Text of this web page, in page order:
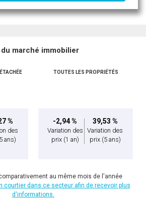
marché immobilier
%
des
ans)
TOUTES LES PROPRIÉTÉS
-2,94 %
Variation des
prix (1 an)
39,53 %
Variation des
prix (5 ans)
au même mois de l'année
courtier dans ce secteur afin de recevoir plus
d'informations.